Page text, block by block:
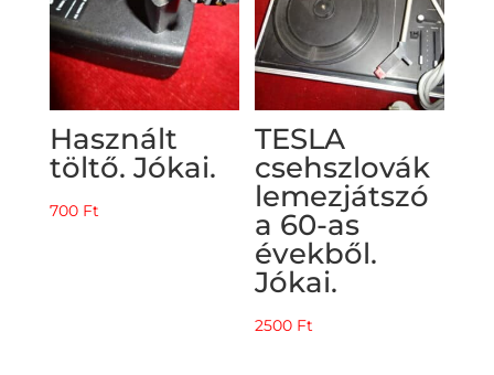
Használt
töltő. Jókai.
700 Ft
TESLA
csehszlovák
lemezjátszó
a 60-as
évekből.
Jókai.
2500 Ft